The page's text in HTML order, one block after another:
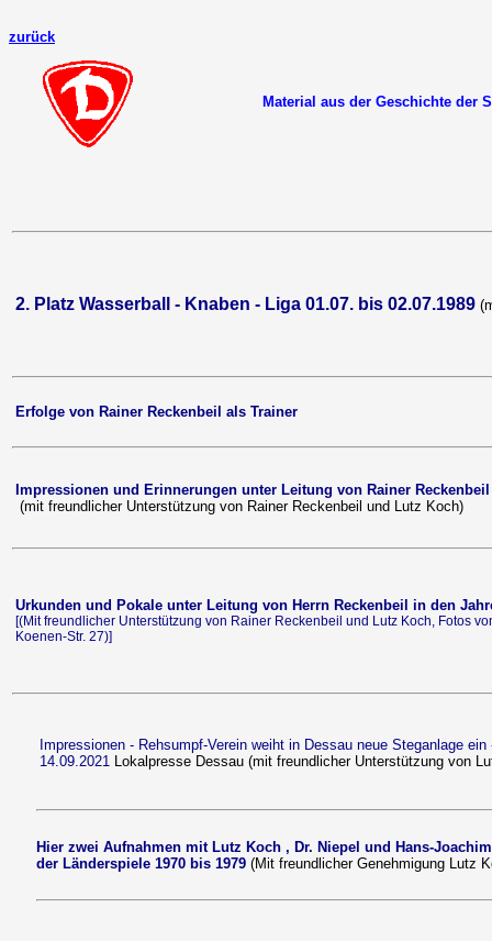
zurück
Material aus der Geschichte der
2. Platz Wasserball - Knaben - Liga 01.07. bis 02.07.1989
Erfolge von Rainer Reckenbeil als Trainer
Impressionen und Erinnerungen unter Leitung von Rainer
(mit freundlicher Unterstützung von Rainer Reckenbeil und Lutz Koch)
Urkunden und Pokale unter Leitung von Herrn Reckenbeil in den
[(Mit freundlicher Unterstützung von Rainer Reckenbeil und Lutz Koch, Fotos
Koenen-Str. 27)]
Impressionen - Rehsumpf-Verein weiht in Dessau neue Steganlage
14.09.2021 Lokalpresse Dessau (mit freundlicher Unterstützung von
Hier zwei Aufnahmen mit Lutz Koch , Dr. Niepel und Hans-
der Länderspiele 1970 bis 1979 (Mit freundlicher Genehmigung Lutz